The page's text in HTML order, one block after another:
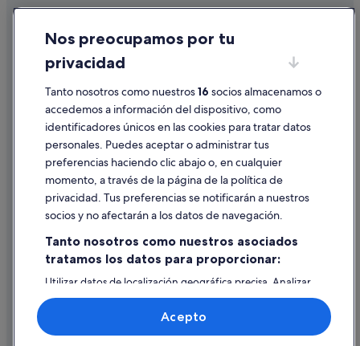
Hoteles cerca de Mirador del Estrecho
Hoteles con piscina en Tarifa
Hoteles LGTBQIA en Tarifa
Pensiones en Valdevaqueros
Condiciones de uso
Información legal/contacto
Pautas sobre el contenido y cómo denunciar contenido
Ayuda
Cancelar un vuelo
Cancelar una reserva de hotel o de un alquiler vacacional
Plazos de reembolso
Utilizar un cupón de Expedia
Documentos para viajes internacionales
Nos preocupamos por tu
privacidad
Tanto nosotros como nuestros16 socios almacenamos o
accedemos a información del dispositivo, como
identificadores únicos en las cookies para tratar datos
personales. Puedes aceptar o administrar tus
preferencias haciendo clic abajo o, en cualquier
momento, a través de la página de la política de
privacidad. Tus preferencias se notificarán a nuestros
socios y no afectarán a los datos de navegación.
Tanto nosotros como nuestros asociados
tratamos los datos para proporcionar:
Utilizar datos de localización geográfica precisa. Analizar
activamente las características del dispositivo para su
identificación. Almacenar la información en un dispositivo
y/o acceder a ella. Publicidad y contenido personalizados,
medición de publicidad y contenido, investigación de
Acepto